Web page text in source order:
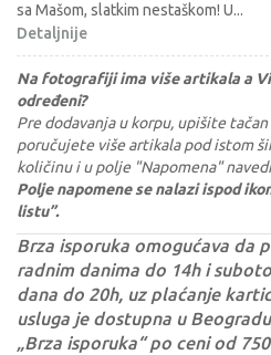
sa Mašom, slatkim nestaškom! U...
Detaljnije
Na fotografiji ima više artikala a
određeni?
Pre dodavanja u korpu, upišite
poručujete više artikala pod istom
količinu i u polje "Napomena"
Polje napomene se nalazi ispod
listu”.
Brza isporuka omogućava da
radnim danima do 14h i
dana do 20h, uz plaćanje
usluga je dostupna u
„Brza isporuka“ po ceni od